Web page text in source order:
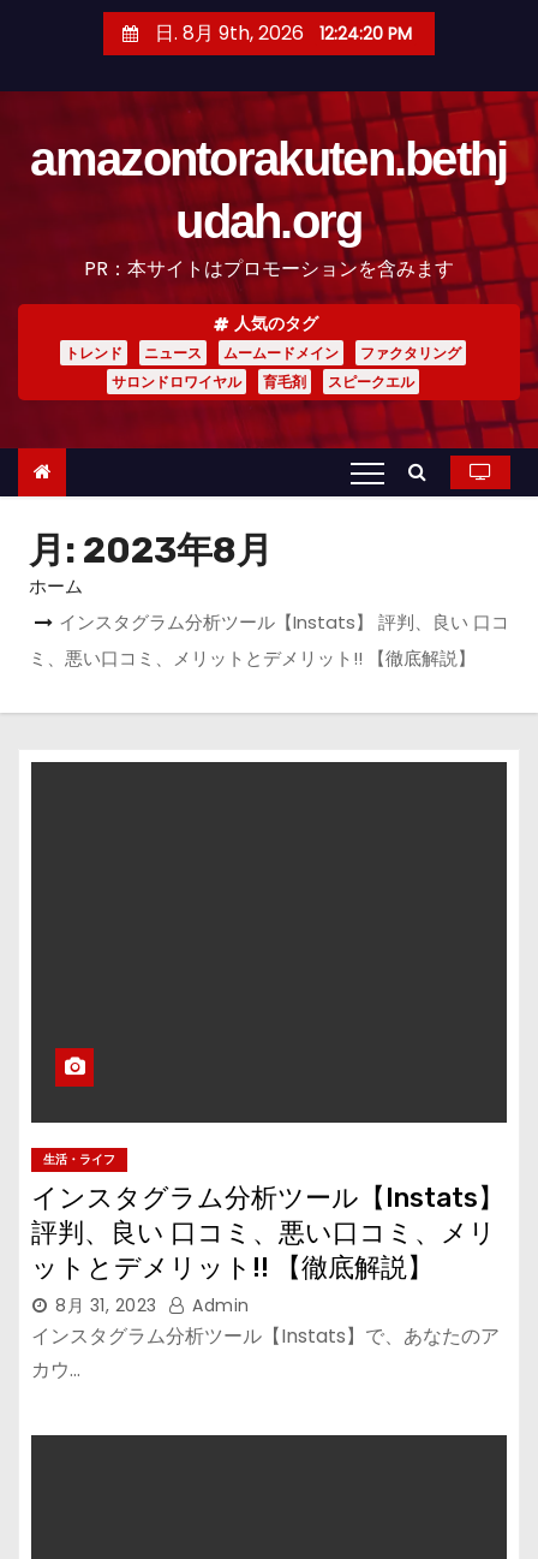
日. 8月 9th, 2026 12:24:21 PM
amazontorakuten.bethj
udah.org
PR：本サイトはプロモーションを含みます
人気のタグ
トレンド ニュース ムームードメイン
ファクタリング
サロンドロワイヤル
育毛剤 スピークエル
月: 2023年8月
ホーム
インスタグラム分析ツール【Instats】 評判、良い 口コ
ミ、悪い口コミ、メリットとデメリット!! 【徹底解説】
生活・ライフ
インスタグラム分析ツール【Instats】
評判、良い 口コミ、悪い口コミ、メリ
ットとデメリット!! 【徹底解説】
8月 31, 2023 Admin
インスタグラム分析ツール【Instats】で、あなたのア
カウ…